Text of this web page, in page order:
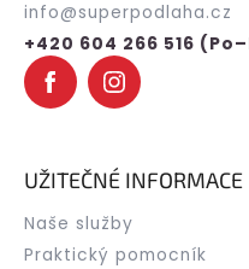
info@superpodlaha.cz
+420 604 266 516
UŽITEČNÉ INFORMACE
Naše služby
Praktický pomocník